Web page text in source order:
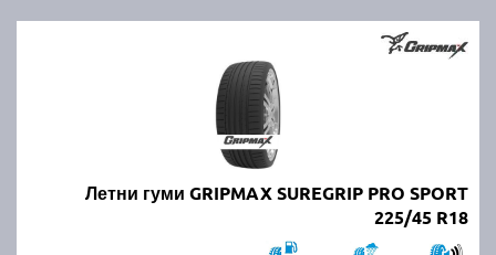
Летни гуми GRIPMAX SUREGRIP PRO SPORT
225/45 R18